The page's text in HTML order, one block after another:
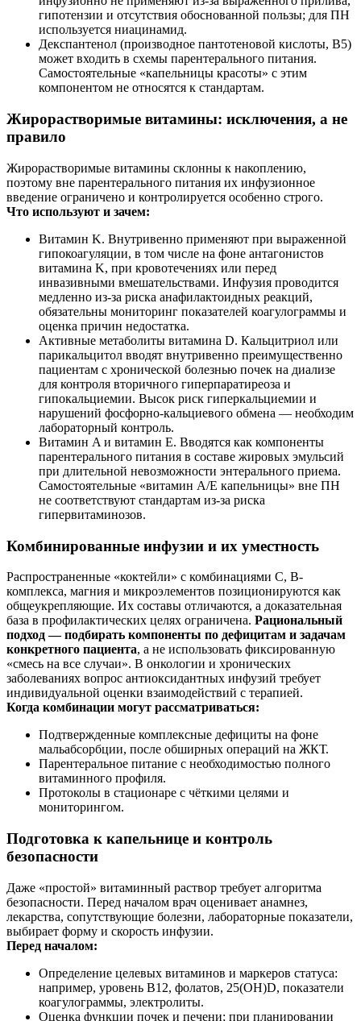
гипотензии и отсутствия обоснованной пользы; для ПН
используется ниацинамид.
Декспантенол (производное пантотеновой кислоты, B5)
может входить в схемы парентерального питания.
Самостоятельные «капельницы красоты» с этим
компонентом не относятся к стандартам.
Жирорастворимые витамины: исключения, а не
правило
Жирорастворимые витамины склонны к накоплению,
поэтому вне парентерального питания их инфузионное
введение ограничено и контролируется особенно строго.
Что используют и зачем:
Витамин K. Внутривенно применяют при выраженной
гипокоагуляции, в том числе на фоне антагонистов
витамина K, при кровотечениях или перед
инвазивными вмешательствами. Инфузия проводится
медленно из‑за риска анафилактоидных реакций,
обязательны мониторинг показателей коагулограммы и
оценка причин недостатка.
Активные метаболиты витамина D. Кальцитриол или
парикальцитол вводят внутривенно преимущественно
пациентам с хронической болезнью почек на диализе
для контроля вторичного гиперпаратиреоза и
гипокальциемии. Высок риск гиперкальциемии и
нарушений фосфорно-кальциевого обмена — необходим
лабораторный контроль.
Витамин A и витамин E. Вводятся как компоненты
парентерального питания в составе жировых эмульсий
при длительной невозможности энтерального приема.
Самостоятельные «витамин A/E капельницы» вне ПН
не соответствуют стандартам из‑за риска
гипервитаминозов.
Комбинированные инфузии и их уместность
Распространенные «коктейли» с комбинациями C, B-
комплекса, магния и микроэлементов позиционируются как
общеукрепляющие. Их составы отличаются, а доказательная
база в профилактических целях ограничена. Рациональный
подход — подбирать компоненты по дефицитам и задачам
конкретного пациента, а не использовать фиксированную
«смесь на все случаи». В онкологии и хронических
заболеваниях вопрос антиоксидантных инфузий требует
индивидуальной оценки взаимодействий с терапией.
Когда комбинации могут рассматриваться:
Подтвержденные комплексные дефициты на фоне
мальабсорбции, после обширных операций на ЖКТ.
Парентеральное питание с необходимостью полного
витаминного профиля.
Протоколы в стационаре с чёткими целями и
мониторингом.
Подготовка к капельнице и контроль
безопасности
Даже «простой» витаминный раствор требует алгоритма
безопасности. Перед началом врач оценивает анамнез,
лекарства, сопутствующие болезни, лабораторные показатели,
выбирает форму и скорость инфузии.
Перед началом:
Определение целевых витаминов и маркеров статуса:
например, уровень B12, фолатов, 25(OH)D, показатели
коагулограммы, электролиты.
Оценка функции почек и печени; при планировании